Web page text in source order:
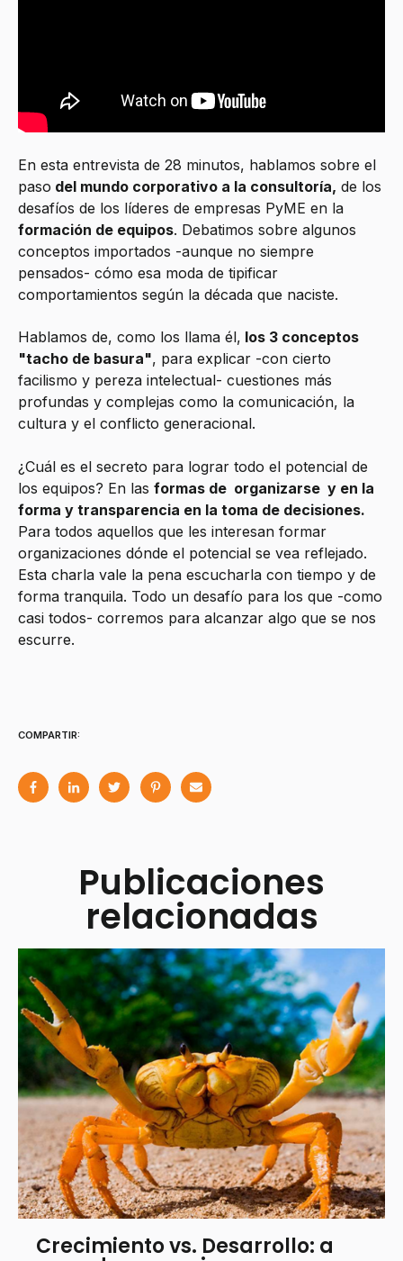
En esta entrevista de 28 minutos, hablamos sobre el
paso del mundo corporativo a la consultoría, de los
desafíos de los líderes de empresas PyME en la
formación de equipos. Debatimos sobre algunos
conceptos importados -aunque no siempre
pensados- cómo esa moda de tipificar
comportamientos según la década que naciste.
Hablamos de, como los llama él, los 3 conceptos
"tacho de basura", para explicar -con cierto
facilismo y pereza intelectual- cuestiones más
profundas y complejas como la comunicación, la
cultura y el conflicto generacional.
¿Cuál es el secreto para lograr todo el potencial de
los equipos? En las formas de organizarse y en la
forma y transparencia en la toma de decisiones.
Para todos aquellos que les interesan formar
organizaciones dónde el potencial se vea reflejado.
Esta charla vale la pena escucharla con tiempo y de
forma tranquila. Todo un desafío para los que -como
casi todos- corremos para alcanzar algo que se nos
escurre.
COMPARTIR:
Publicaciones
relacionadas
Crecimiento vs. Desarrollo: a